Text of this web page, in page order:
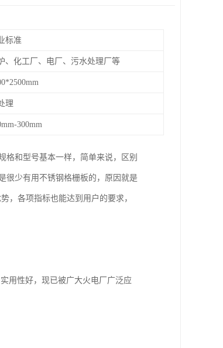
标准
、化工厂、电厂、污水处理厂等
理
300mm
格和型号基本一样，简单来说，区别
很少有用不锈钢格栅板的，原因就是
，各项指标也能达到用户的要求，
用性好，现已被广大火电厂广泛应